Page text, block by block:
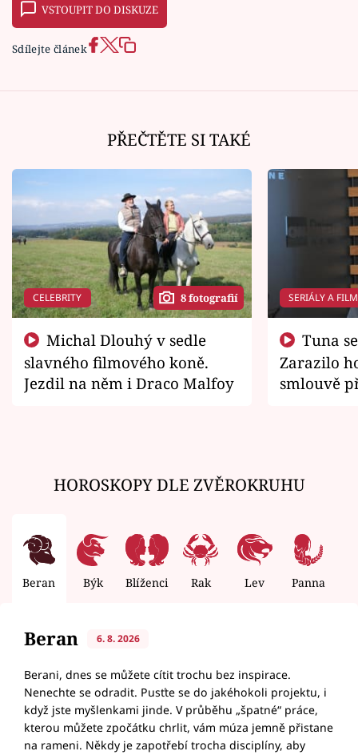
VSTOUPIT DO DISKUZE
Sdílejte článek
PŘEČTĚTE SI TAKÉ
CELEBRITY 8 fotografií
slavného filmového koně.
Jezdil na něm i Draco Malfoy
SERIÁLY A
Zarazilo
smlouvě
HOROSKOPY DLE ZVĚROKRUHU
Beran Býk Blíženci Rak Lev Panna
Beran 6. 8. 2026
Berani, dnes se můžete cítit trochu bez inspirace.
Nenechte se odradit. Pusťte se do jakéhokoli projektu, i
když jste myšlenkami jinde. V průběhu „špatné“ práce,
kterou můžete zpočátku chrlit, vám múza jemně přistane
na rameni. Někdy je zapotřebí trocha disciplíny, aby